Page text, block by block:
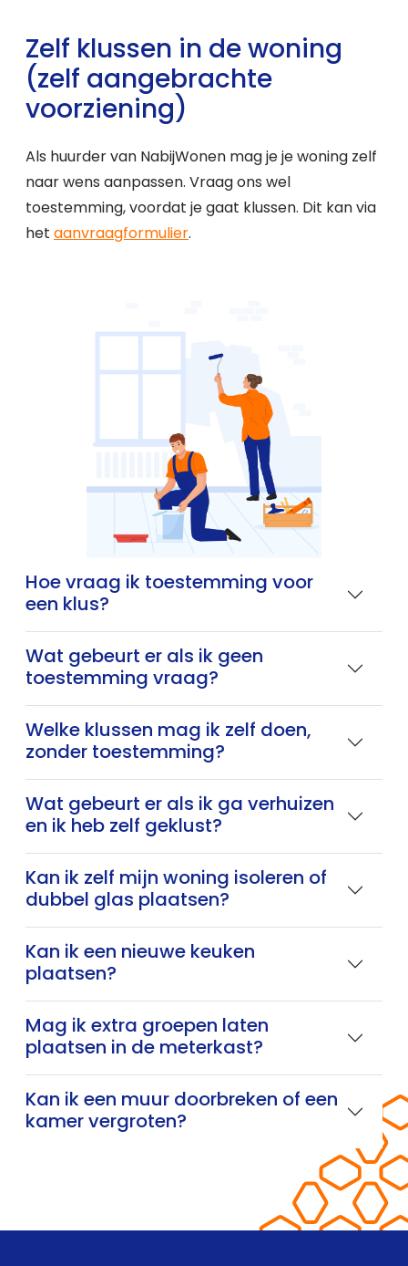
Zelf klussen in de woning
(zelf aangebrachte
voorziening)
Als huurder van NabijWonen mag je je woning zelf
naar wens aanpassen. Vraag ons wel
toestemming, voordat je gaat klussen. Dit kan via
het aanvraagformulier.
Hoe vraag ik toestemming voor
een klus?
Wat gebeurt er als ik geen
toestemming vraag?
Welke klussen mag ik zelf doen,
zonder toestemming?
Wat gebeurt er als ik ga verhuizen
en ik heb zelf geklust?
Kan ik zelf mijn woning isoleren of
dubbel glas plaatsen?
Kan ik een nieuwe keuken
plaatsen?
Mag ik extra groepen laten
plaatsen in de meterkast?
Kan ik een muur doorbreken of een
kamer vergroten?